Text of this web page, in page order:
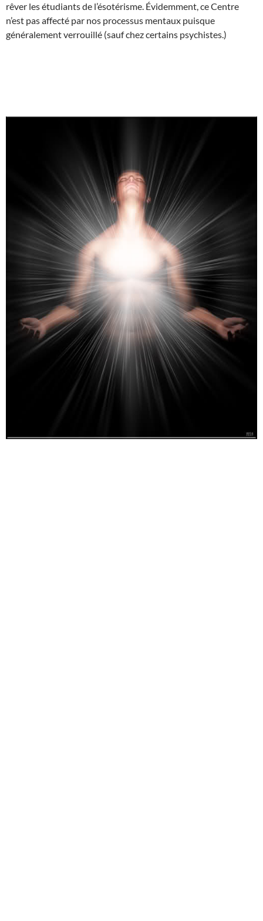
rêver les étudiants de l’ésotérisme. Évidemment, ce Centre
n’est pas affecté par nos processus mentaux puisque
généralement verrouillé (sauf chez certains psychistes.)